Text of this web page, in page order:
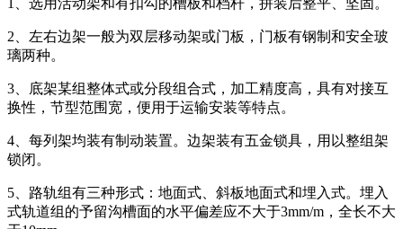
2、左右边架一般为双层移动架或门板，门板有钢制和安全玻
璃两种。
3、底架某组整体式或分段组合式，加工精度高，具有对接互
换性，节型范围宽，便用于运输安装等特点。
4、每列架均装有制动装置。边架装有五金锁具，用以整组架
锁闭。
5、路轨组有三种形式：地面式、斜板地面式和埋入式。埋入
式轨道组的予留沟槽面的水平偏差应不大于3mm/m，全长不大